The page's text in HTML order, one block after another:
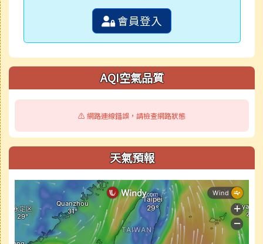
會員登入
AQI空氣品質
⚠️ 網路連線錯誤，請檢查網路狀態
天氣預報